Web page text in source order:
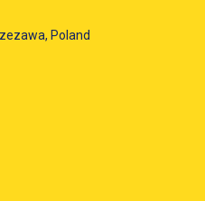
Poland